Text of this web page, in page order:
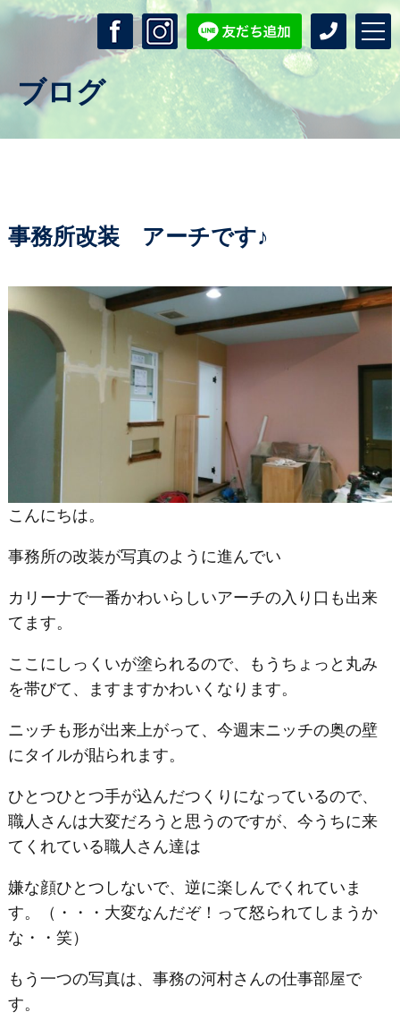
ブログ
事務所改装 アーチです♪
こんにちは。
事務所の改装が写真のように進んでい
カリーナで一番かわいらしいアーチの入り口も出来
てます。
ここにしっくいが塗られるので、もうちょっと丸み
を帯びて、ますますかわいくなります。
ニッチも形が出来上がって、今週末ニッチの奥の壁
にタイルが貼られます。
ひとつひとつ手が込んだつくりになっているので、
職人さんは大変だろうと思うのですが、今うちに来
てくれている職人さん達は
嫌な顔ひとつしないで、逆に楽しんでくれていま
す。（・・・大変なんだぞ！って怒られてしまうか
な・・笑）
もう一つの写真は、事務の河村さんの仕事部屋で
す。